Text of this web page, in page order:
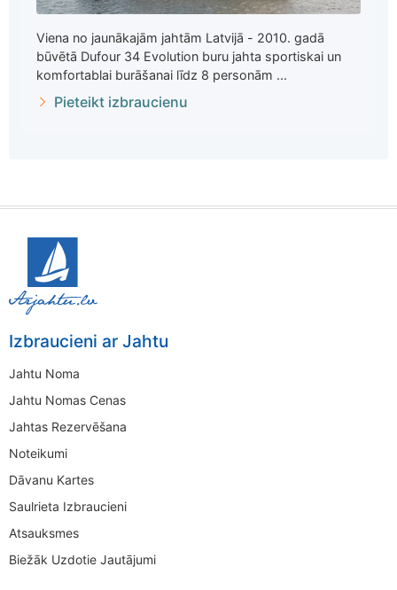
Viena no jaunākajām jahtām Latvijā - 2010. gadā
būvētā Dufour 34 Evolution buru jahta sportiskai un
komfortablai burāšanai līdz 8 personām ...
Pieteikt izbraucienu
Izbraucieni ar Jahtu
Jahtu Noma
Jahtu Nomas Cenas
Jahtas Rezervēšana
Noteikumi
Dāvanu Kartes
Saulrieta Izbraucieni
Atsauksmes
Biežāk Uzdotie Jautājumi